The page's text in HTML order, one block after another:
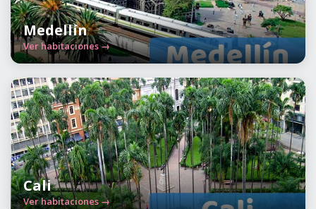
Medellín
Ver habitaciones →
Cali
Ver habitaciones →